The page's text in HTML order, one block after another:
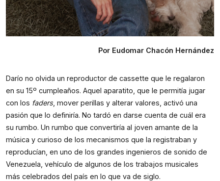
Por Eudomar Chacón Hernández
Darío no olvida un reproductor de cassette que le regalaron
en su 15º cumpleaños. Aquel aparatito, que le permitía jugar
con los faders, mover perillas y alterar valores, activó una
pasión que lo definiría. No tardó en darse cuenta de cuál era
su rumbo. Un rumbo que convertiría al joven amante de la
música y curioso de los mecanismos que la registraban y
reproducían, en uno de los grandes ingenieros de sonido de
Venezuela, vehículo de algunos de los trabajos musicales
más celebrados del país en lo que va de siglo.